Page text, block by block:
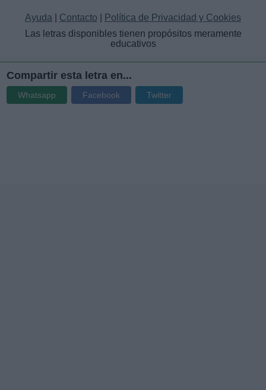
Ayuda Contacto
Política de Privacidad y Cookies
Las letras disponibles tienen propósitos meramente
educativos
Compartir esta letra en...
Whatsapp Facebook Twitter